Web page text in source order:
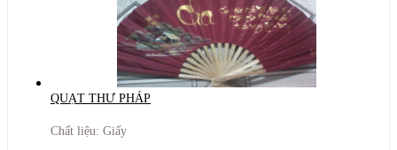
QUẠT THƯ PHÁP
Chất liệu: Giấy